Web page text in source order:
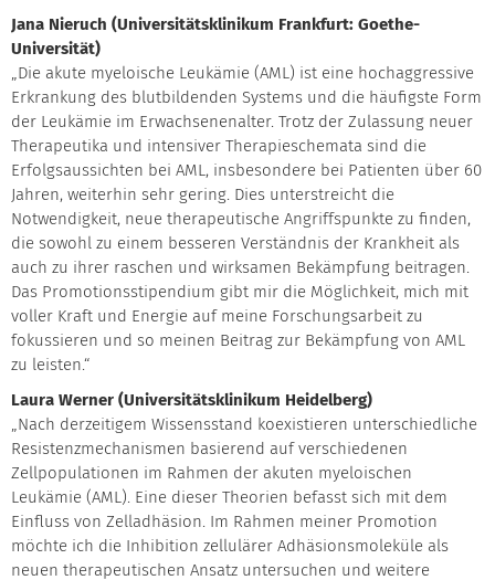
Jana Nieruch (Universitätsklinikum Frankfurt: Goethe-
Universität)
„Die akute myeloische Leukämie (AML) ist eine hochaggressive
Erkrankung des blutbildenden Systems und die häufigste Form
der Leukämie im Erwachsenenalter. Trotz der Zulassung neuer
Therapeutika und intensiver Therapieschemata sind die
Erfolgsaussichten bei AML, insbesondere bei Patienten über 60
Jahren, weiterhin sehr gering. Dies unterstreicht die
Notwendigkeit, neue therapeutische Angriffspunkte zu finden,
die sowohl zu einem besseren Verständnis der Krankheit als
auch zu ihrer raschen und wirksamen Bekämpfung beitragen.
Das Promotionsstipendium gibt mir die Möglichkeit, mich mit
voller Kraft und Energie auf meine Forschungsarbeit zu
fokussieren und so meinen Beitrag zur Bekämpfung von AML
zu leisten.“
Laura Werner (Universitätsklinikum Heidelberg)
„Nach derzeitigem Wissensstand koexistieren unterschiedliche
Resistenzmechanismen basierend auf verschiedenen
Zellpopulationen im Rahmen der akuten myeloischen
Leukämie (AML). Eine dieser Theorien befasst sich mit dem
Einfluss von Zelladhäsion. Im Rahmen meiner Promotion
möchte ich die Inhibition zellulärer Adhäsionsmoleküle als
neuen therapeutischen Ansatz untersuchen und weitere